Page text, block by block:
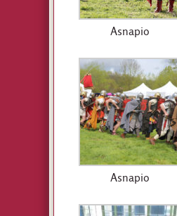
Asnapio
Asnapio